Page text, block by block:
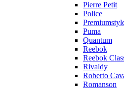
Pierre Petit
Police
Puma
Quantum
Reebok
Reebok
Rivaldy
Roberto
Romanson